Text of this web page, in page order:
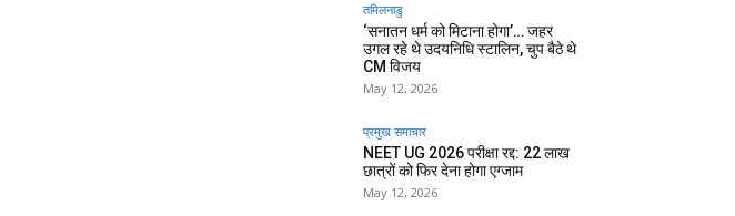
तमिलनाडु
‘सनातन धर्म को मिटाना होगा’… जहर
उगल रहे थे उदयनिधि स्टालिन, चुप बैठे थे
CM विजय
May 12, 2026
प्रमुख समाचार‎
NEET UG 2026 परीक्षा रद्द: 22 लाख
छात्रों को फिर देना होगा एग्जाम
May 12, 2026